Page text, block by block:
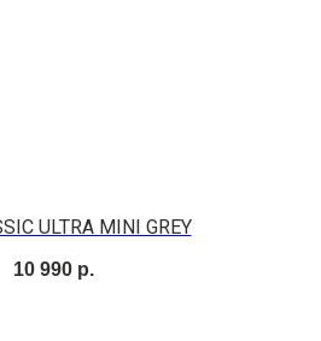
ULTRA MINI GREY
10 990 р.